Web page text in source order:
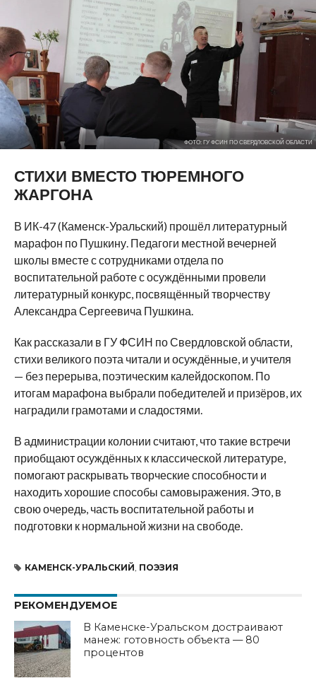
ФОТО: ГУ ФСИН ПО СВЕРДЛОВСКОЙ ОБЛАСТИ
СТИХИ ВМЕСТО ТЮРЕМНОГО
ЖАРГОНА
В ИК-47 (Каменск-Уральский) прошёл литературный
марафон по Пушкину. Педагоги местной вечерней
школы вместе с сотрудниками отдела по
воспитательной работе с осуждёнными провели
литературный конкурс, посвящённый творчеству
Александра Сергеевича Пушкина.
Как рассказали в ГУ ФСИН по Свердловской области,
стихи великого поэта читали и осуждённые, и учителя
— без перерыва, поэтическим калейдоскопом. По
итогам марафона выбрали победителей и призёров, их
наградили грамотами и сладостями.
В администрации колонии считают, что такие встречи
приобщают осуждённых к классической литературе,
помогают раскрывать творческие способности и
находить хорошие способы самовыражения. Это, в
свою очередь, часть воспитательной работы и
подготовки к нормальной жизни на свободе.
КАМЕНСК-УРАЛЬСКИЙ ПОЭЗИЯ
РЕКОМЕНДУЕМОЕ
В Каменске-Уральском достраивают
манеж: готовность объекта — 80
процентов